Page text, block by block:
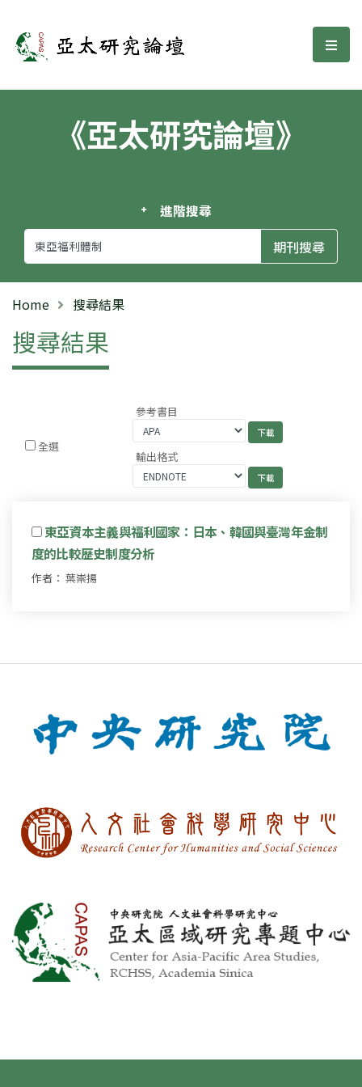
亞太研究論壇 選
《亞太研究論壇》
進階搜尋
Home 搜尋結果
搜尋結果
全選
參考書目
輸出格式
東亞資本主義與福利國家：日本、韓國與臺灣年金制
度的比較歷史制度分析
作者： 葉崇揚